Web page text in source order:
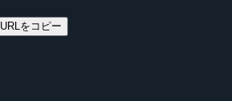
URLをコピー